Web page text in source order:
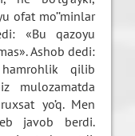
ofat mo’’minlar
«Bu qazoyu
Ashob dedi:
qilib
mulozamatda
yo’q. Men
javob berdi.